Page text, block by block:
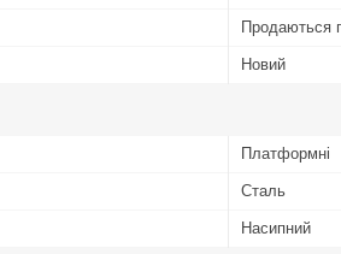
Продаються
Новий
Платформні
Сталь
Насипний